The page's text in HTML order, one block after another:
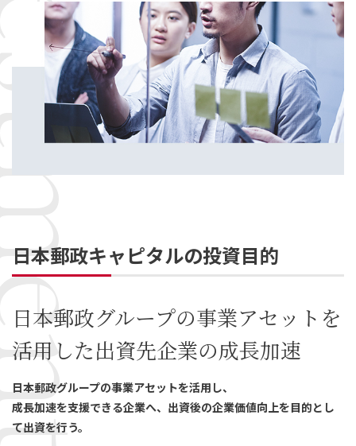
日本郵政キャピタルの投資目的
日本郵政グループの事業アセットを
活用した出資先企業の成長加速
日本郵政グループの事業アセットを活用し、
成長加速を支援できる企業へ、出資後の企業価値向上を目的とし
て出資を行う。